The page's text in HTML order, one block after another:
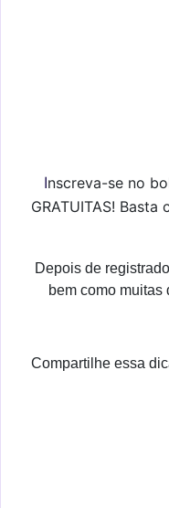
Inscreva-se no
GRATUITAS! Basta
Depois de
bem como
Compartilhe essa